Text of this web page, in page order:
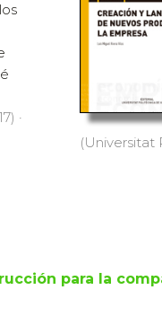
·
(Universitat
para la